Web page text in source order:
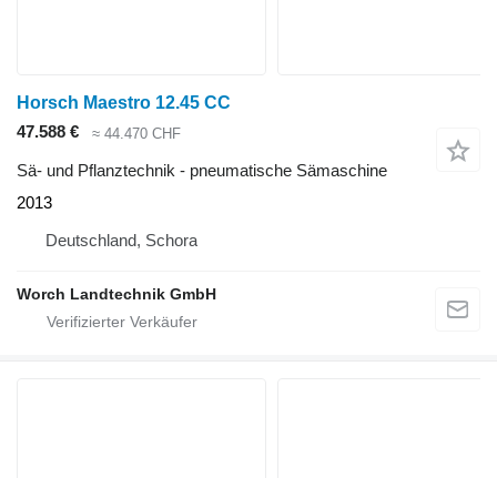
Horsch Maestro 12.45 CC
47.588 €
≈ 44.470 CHF
Sä- und Pflanztechnik - pneumatische Sämaschine
2013
Deutschland, Schora
Worch Landtechnik GmbH